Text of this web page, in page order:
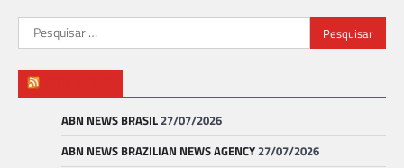
Pesquisar
por:
ABN NEWS BRASIL27/07/2026
ABN NEWS BRAZILIAN NEWS AGENCY27/07/2026